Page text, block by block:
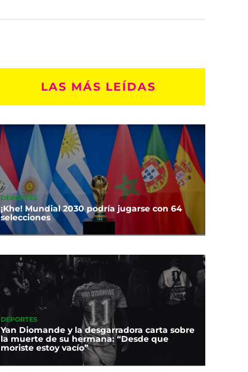
LAS MÁS LEÍDAS
DEPORTES
¡Khe! Mundial 2030 podría jugarse con 64
selecciones
DEPORTES
Yan Diomande y la desgarradora carta sobre
la muerte de su hermana: “Desde que
moriste estoy vacío”